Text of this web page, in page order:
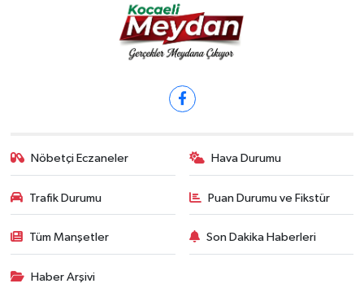
Nöbetçi Eczaneler Hava Durumu
Trafik Durumu Puan Durumu ve Fikstür
Tüm Manşetler Son Dakika Haberleri
Haber Arşivi